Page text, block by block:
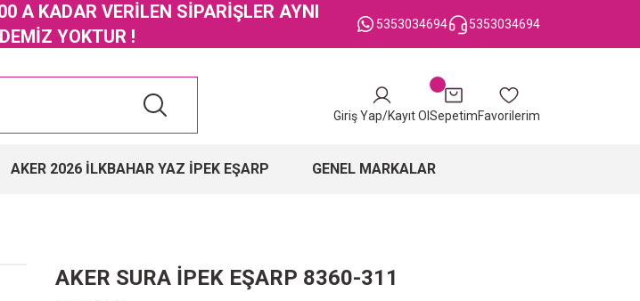
A KADAR VERİLEN SİPARİŞLER AYNI
YOKTUR !
5353034694 5353034694
Giriş Yap/Kayıt Ol SepetimFavorilerim
AKER 2026 İLKBAHAR YAZ İPEK EŞARP GENEL MARKALAR
AKER SURA İPEK EŞARP 8360-311